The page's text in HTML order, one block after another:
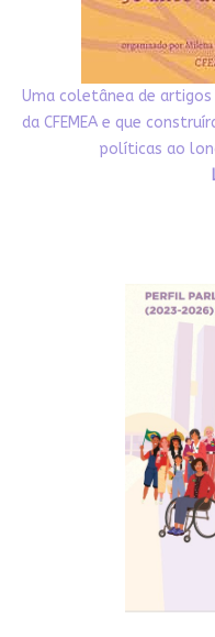
Uma coletânea de
da CFEMEA e que
políticas ao